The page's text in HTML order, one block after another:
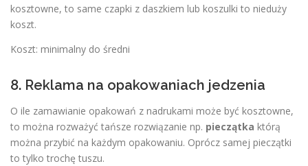
kosztowne, to same czapki z daszkiem lub koszulki to nieduży
koszt.
Koszt: minimalny do średni
8. Reklama na opakowaniach jedzenia
O ile zamawianie opakowań z nadrukami może być kosztowne,
to można rozważyć tańsze rozwiązanie np. pieczątka którą
można przybić na każdym opakowaniu. Oprócz samej pieczątki
to tylko trochę tuszu.